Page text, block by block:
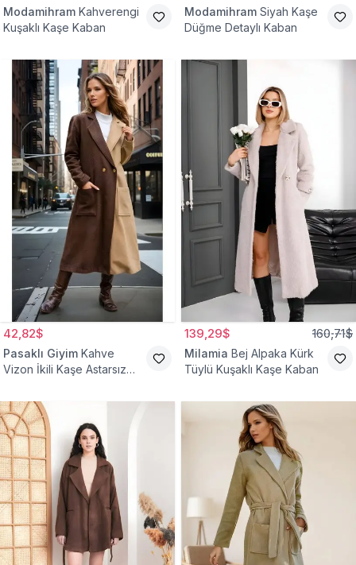
Modamihram Kahverengi
Kuşaklı Kaşe Kaban
Modamihram Siyah Kaşe
Düğme Detaylı Kaban
42,82$
Pasaklı Giyim Kahve
Vizon İkili Kaşe Astarsız
139,29$ 160,71$
Milamia Bej Alpaka Kürk
Tüylü Kuşaklı Kaşe Kaban